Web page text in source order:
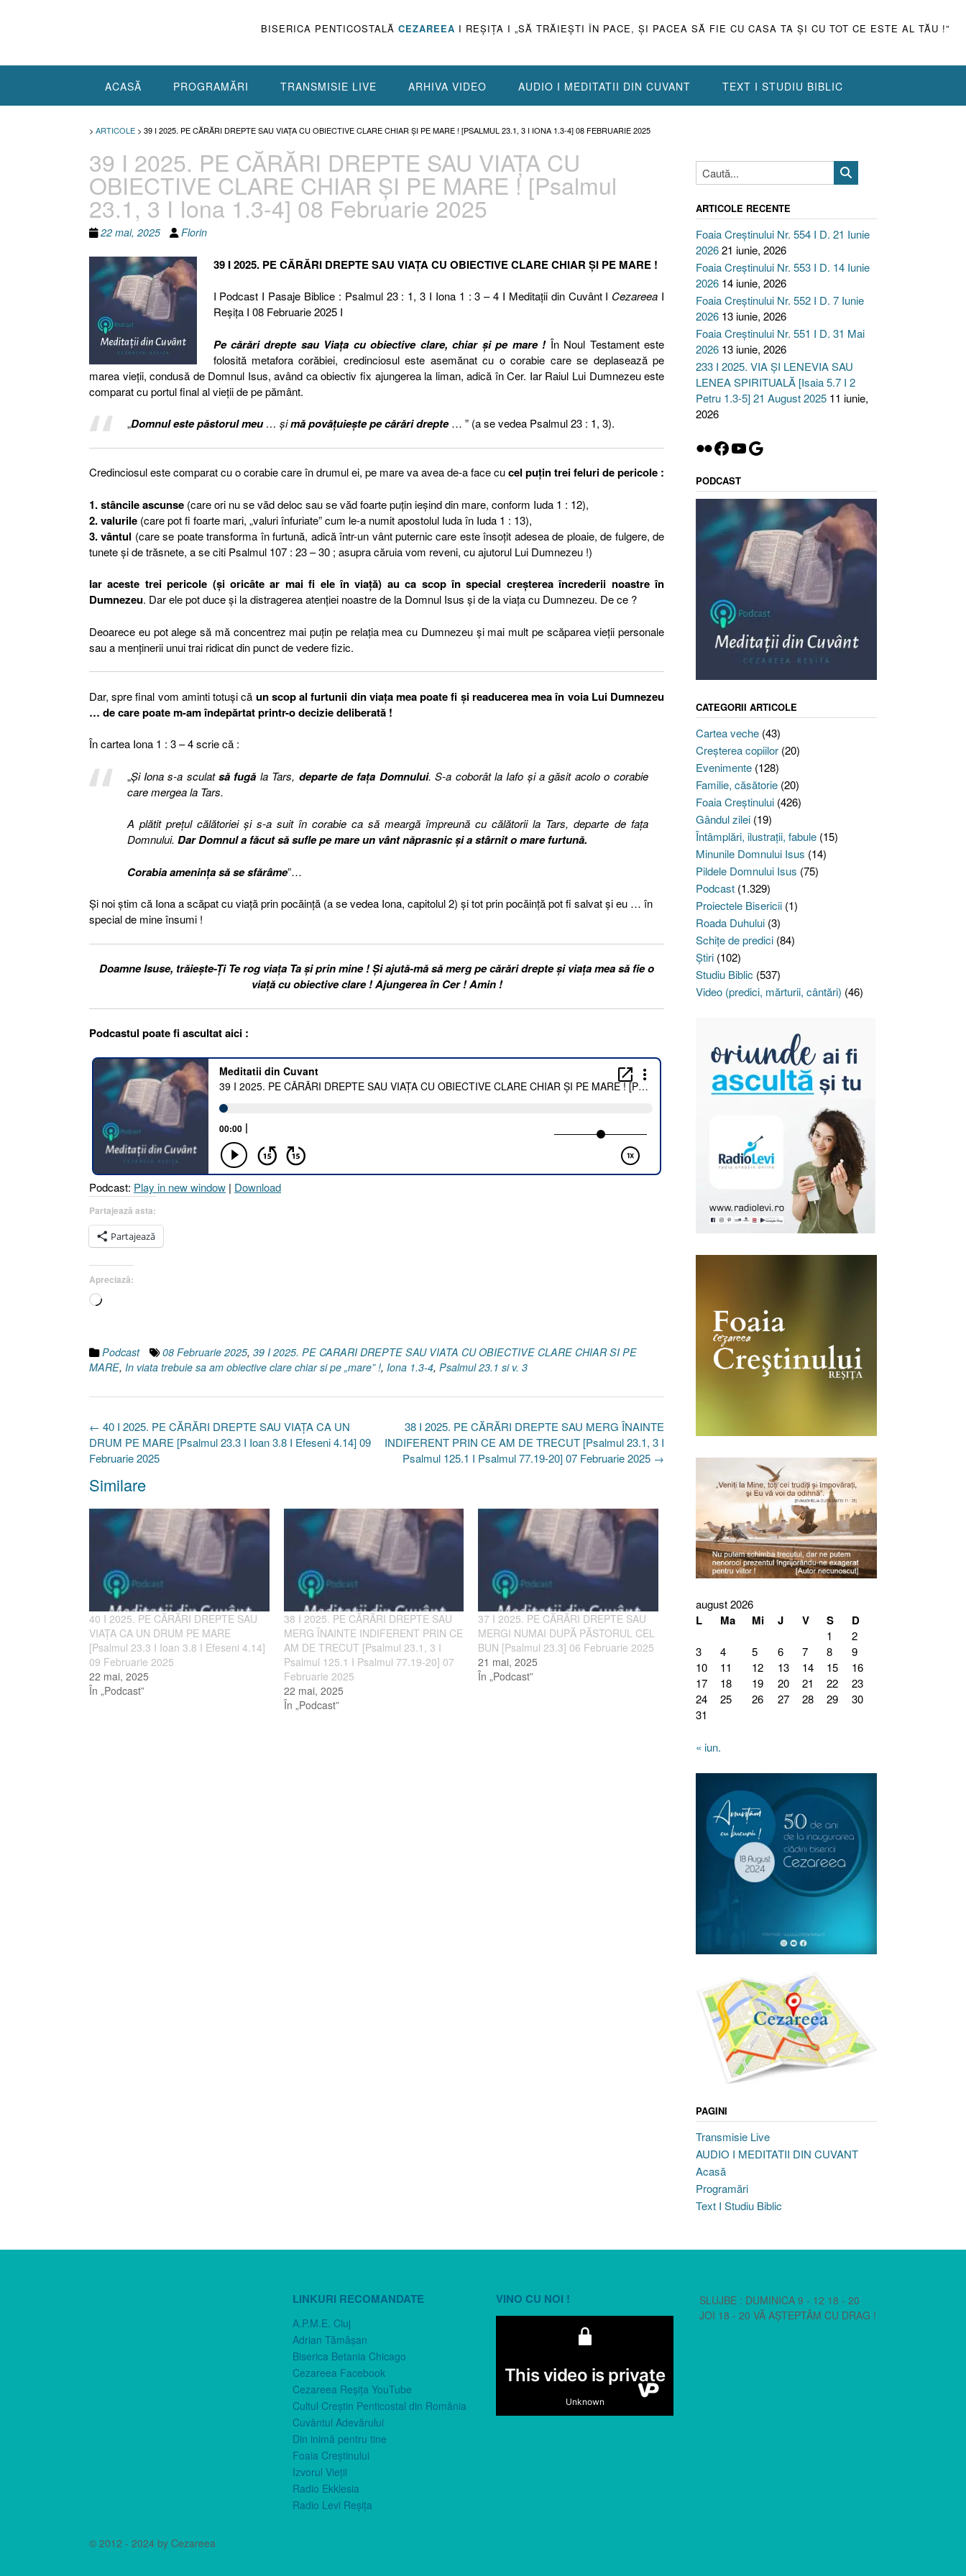
BISERICA PENTICOSTALĂ CEZAREEA I REŞIŢA I „SĂ TRĂIEŞTI ÎN PACE, ŞI PACEA SĂ FIE CU CASA TA ŞI CU TOT CE ESTE AL TĂU !”
ACASĂ PROGRAMĂRI TRANSMISIE LIVE ARHIVA VIDEO AUDIO I MEDITATII DIN CUVANT TEXT I STUDIU BIBLIC
> ARTICOLE > 39 I 2025. PE CĂRĂRI DREPTE SAU VIAȚA CU OBIECTIVE CLARE CHIAR ȘI PE MARE ! [PSALMUL 23.1, 3 I IONA 1.3-4] 08 FEBRUARIE 2025
39 I 2025. PE CĂRĂRI DREPTE SAU VIAȚA CU
OBIECTIVE CLARE CHIAR ȘI PE MARE ! [Psalmul
23.1, 3 I Iona 1.3-4] 08 Februarie 2025
22 mai, 2025 Florin
39 I 2025. PE CĂRĂRI DREPTE SAU VIAȚA CU OBIECTIVE CLARE CHIAR ȘI PE MARE !
I Podcast I Pasaje Biblice : Psalmul 23 : 1, 3 I Iona 1 : 3 – 4 I Meditaţii din Cuvânt I Cezareea I
Reşiţa I 08 Februarie 2025 I
Pe cărări drepte sau Viața cu obiective clare, chiar și pe mare !În Noul Testament este
folosită metafora corăbiei, credinciosul este asemănat cu o corabie care se deplasează pe
marea vieții, condusă de Domnul Isus, având ca obiectiv fix ajungerea la liman, adică în Cer. Iar Raiul Lui Dumnezeu este
comparat cu portul final al vieții de pe pământ.
„Domnul este păstorul meu… şimă povăţuieşte pe cărări drepte… ” (a se vedea Psalmul 23 : 1, 3).
Credinciosul este comparat cu o corabie care în drumul ei, pe mare va avea de-a face cucel puțin trei feluri de pericole :
1. stâncile ascunse (care ori nu se văd deloc sau se văd foarte puțin ieșind din mare, conform Iuda 1 : 12),
2. valurile (care pot fi foarte mari, „valuri înfuriate” cum le-a numit apostolul Iuda în Iuda 1 : 13),
3. vântul (care se poate transforma în furtună, adică într-un vânt puternic care este însoțit adesea de ploaie, de fulgere, de
tunete și de trăsnete, a se citi Psalmul 107 : 23 – 30 ; asupra căruia vom reveni, cu ajutorul Lui Dumnezeu !)
Iar aceste trei pericole (și oricâte ar mai fi ele în viață) au ca scop în special creșterea încrederii noastre în
Dumnezeu. Dar ele pot duce și la distragerea atenției noastre de la Domnul Isus și de la viața cu Dumnezeu. De ce ?
Deoarece eu pot alege să mă concentrez mai puțin pe relația mea cu Dumnezeu și mai mult pe scăparea vieții personale
sau a menținerii unui trai ridicat din punct de vedere fizic.
Dar, spre final vom aminti totuși că un scop al furtunii din viața mea poate fi și readucerea mea în voia Lui Dumnezeu
… de care poate m-am îndepărtat printr-o decizie deliberată !
În cartea Iona 1 : 3 – 4 scrie că :
„Și Iona s-a sculatsă fugă la Tars, departe de faţa Domnului. S-a coborât la Iafo şi a găsit acolo o corabie
care mergea la Tars.
A plătit preţul călătoriei şi s-a suit în corabie ca să meargă împreună cu călătorii la Tars, departe de faţa
Domnului. Dar Domnul a făcut să sufle pe mare un vânt năprasnic şi a stârnit o mare furtună.
Corabia ameninţa să se sfărâme”…
Și noi știm că Iona a scăpat cu viață prin pocăință (a se vedea Iona, capitolul 2) și tot prin pocăință pot fi salvat și eu … în
special de mine însumi !
Doamne Isuse, trăiește-Ți Te rog viața Ta și prin mine ! Și ajută-mă să merg pe cărări drepte și viața mea să fie o
viață cu obiective clare ! Ajungerea în Cer ! Amin !
Podcastul poate fi ascultat aici :
Podcast: Play in new window | Download
Partajează asta:
Partajează
Apreciază:
Încarc...
Podcast 08 Februarie 2025, 39 I 2025. PE CARARI DREPTE SAU VIATA CU OBIECTIVE CLARE CHIAR SI PE
MARE, In viata trebuie sa am obiective clare chiar si pe „mare” !, Iona 1.3-4, Psalmul 23.1 si v. 3
Post
navigation
38 I 2025. PE CĂRĂRI DREPTE SAU MERG ÎNAINTE
INDIFERENT PRIN CE AM DE TRECUT [Psalmul 23.1, 3 I
Psalmul 125.1 I Psalmul 77.19-20] 07 Februarie 2025 →
← 40 I 2025. PE CĂRĂRI DREPTE SAU VIAȚA CA UN
DRUM PE MARE [Psalmul 23.3 I Ioan 3.8 I Efeseni 4.14] 09
Februarie 2025
Similare
40 I 2025. PE CĂRĂRI DREPTE SAU
VIAȚA CA UN DRUM PE MARE
[Psalmul 23.3 I Ioan 3.8 I Efeseni 4.14]
09 Februarie 2025
22 mai, 2025
În „Podcast”
38 I 2025. PE CĂRĂRI DREPTE SAU
MERG ÎNAINTE INDIFERENT PRIN CE
AM DE TRECUT [Psalmul 23.1, 3 I
Psalmul 125.1 I Psalmul 77.19-20] 07
Februarie 2025
22 mai, 2025
În „Podcast”
37 I 2025. PE CĂRĂRI DREPTE SAU
MERGI NUMAI DUPĂ PĂSTORUL CEL
BUN [Psalmul 23.3] 06 Februarie 2025
21 mai, 2025
În „Podcast”
ARTICOLE RECENTE
Foaia Creștinului Nr. 554 I D. 21 Iunie
202621 iunie, 2026
Foaia Creștinului Nr. 553 I D. 14 Iunie
2026 14 iunie, 2026
Foaia Creștinului Nr. 552 I D. 7 Iunie
2026 13 iunie, 2026
Foaia Creștinului Nr. 551 I D. 31 Mai
2026 13 iunie, 2026
233 I 2025. VIA ȘI LENEVIA SAU
LENEA SPIRITUALĂ [Isaia 5.7 I 2
Petru 1.3-5] 21 August 2025 11 iunie,
2026
Flickr
Facebook
YouTube
Google
PODCAST
CATEGORII ARTICOLE
Cartea veche(43)
Creşterea copiilor(20)
Evenimente(128)
Familie, căsătorie(20)
Foaia Creştinului(426)
Gândul zilei(19)
Întâmplări, ilustraţii, fabule(15)
Minunile Domnului Isus (14)
Pildele Domnului Isus (75)
Podcast(1.329)
Proiectele Bisericii(1)
Roada Duhului(3)
Schiţe de predici(84)
Ştiri(102)
Studiu Biblic (537)
Video (predici, mărturii, cântări) (46)
august 2026
L Ma Mi J V S D
1
2
3
4 5 6 7 8
9
10
11 12 13 14 15
16
17
18 19 20 21 22
23
24
25 26 27 28 29
30
31
« iun.
PAGINI
Transmisie Live
AUDIO I MEDITATII DIN CUVANT
Acasă
Programări
Text I Studiu Biblic
LINKURI RECOMANDATE
A.P.M.E. Cluj
Adrian Tămăşan
Biserica Betania Chicago
Cezareea Facebook
Cezareea Reşiţa YouTube
Cultul Creştin Penticostal din România
Cuvântul Adevărului
Din inimă pentru tine
Foaia Creştinului
Izvorul Vieţii
Radio Ekklesia
Radio Levi Reşiţa
VINO CU NOI !
SLUJBE : DUMINICA 9 - 12 18 - 20
JOI 18 - 20 VĂ AȘTEPTĂM CU DRAG !
© 2012 - 2024 by Cezareea